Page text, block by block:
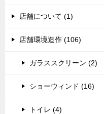
店舗について (1)
店舗環境造作 (106)
ガラススクリーン (2)
ショーウィンド (16)
トイレ (4)